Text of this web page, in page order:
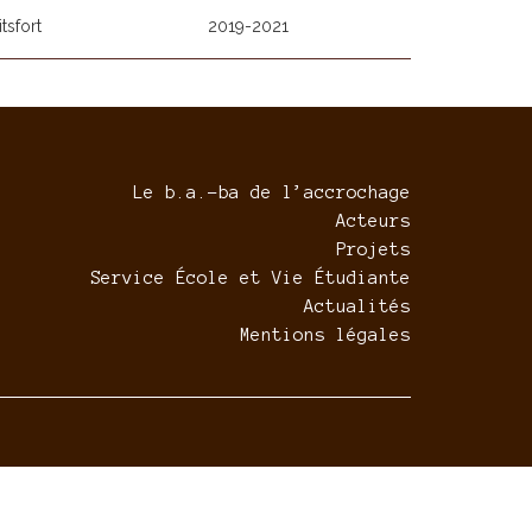
2019-2021
Le b.a.-ba de l’accrochage
Acteurs
Projets
Service École et Vie Étudiante
Actualités
Mentions légales